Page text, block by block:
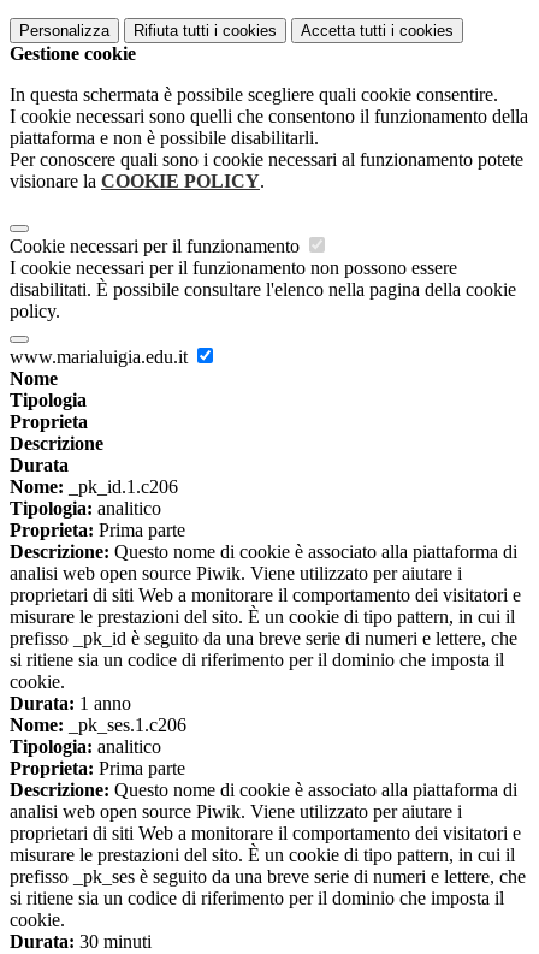
Personalizza Rifiuta tutti i cookies Accetta tutti i cookies
Gestione cookie
In questa schermata è possibile scegliere quali cookie consentire.
I cookie necessari sono quelli che consentono il funzionamento della
piattaforma e non è possibile disabilitarli.
Per conoscere quali sono i cookie necessari al funzionamento potete
visionare la COOKIE POLICY.
Cookie necessari per il funzionamento
I cookie necessari per il funzionamento non possono essere
disabilitati. È possibile consultare l'elenco nella pagina della cookie
policy.
www.marialuigia.edu.it
Nome
Tipologia
Proprieta
Descrizione
Durata
Nome: _pk_id.1.c206
Tipologia: analitico
Proprieta: Prima parte
Descrizione: Questo nome di cookie è associato alla piattaforma di
analisi web open source Piwik. Viene utilizzato per aiutare i
proprietari di siti Web a monitorare il comportamento dei visitatori e
misurare le prestazioni del sito. È un cookie di tipo pattern, in cui il
prefisso _pk_id è seguito da una breve serie di numeri e lettere, che
si ritiene sia un codice di riferimento per il dominio che imposta il
cookie.
Durata: 1 anno
Nome: _pk_ses.1.c206
Tipologia: analitico
Proprieta: Prima parte
Descrizione: Questo nome di cookie è associato alla piattaforma di
analisi web open source Piwik. Viene utilizzato per aiutare i
proprietari di siti Web a monitorare il comportamento dei visitatori e
misurare le prestazioni del sito. È un cookie di tipo pattern, in cui il
prefisso _pk_ses è seguito da una breve serie di numeri e lettere, che
si ritiene sia un codice di riferimento per il dominio che imposta il
cookie.
Durata: 30 minuti